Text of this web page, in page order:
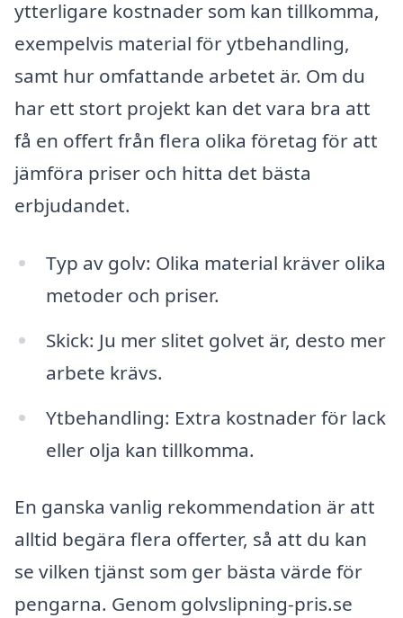
ytterligare kostnader som kan tillkomma,
exempelvis material för ytbehandling,
samt hur omfattande arbetet är. Om du
har ett stort projekt kan det vara bra att
få en offert från flera olika företag för att
jämföra priser och hitta det bästa
erbjudandet.
Typ av golv: Olika material kräver olika
metoder och priser.
Skick: Ju mer slitet golvet är, desto mer
arbete krävs.
Ytbehandling: Extra kostnader för lack
eller olja kan tillkomma.
En ganska vanlig rekommendation är att
alltid begära flera offerter, så att du kan
se vilken tjänst som ger bästa värde för
pengarna. Genom golvslipning-pris.se